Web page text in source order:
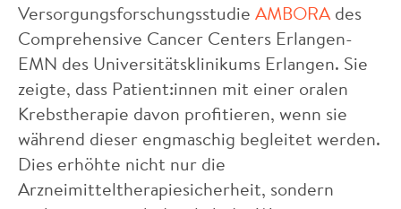
Versorgungsforschungsstudie AMBORA des
Comprehensive Cancer Centers Erlangen-
EMN des Universitätsklinikums Erlangen. Sie
zeigte, dass Patient:innen mit einer oralen
Krebstherapie davon profitieren, wenn sie
während dieser engmaschig begleitet werden.
Dies erhöhte nicht nur die
Arzneimitteltherapiesicherheit, sondern